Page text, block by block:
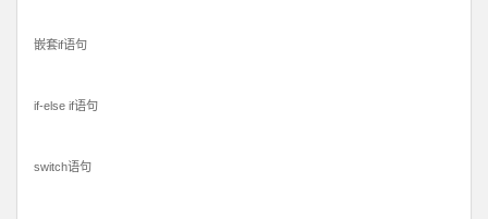
嵌套if语句
if-else if语句
switch语句